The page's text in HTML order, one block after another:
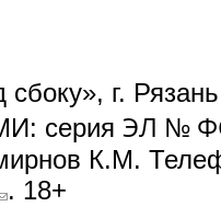
г.
серия ЭЛ №
К.М.
(link sends e-mail)
. 18+